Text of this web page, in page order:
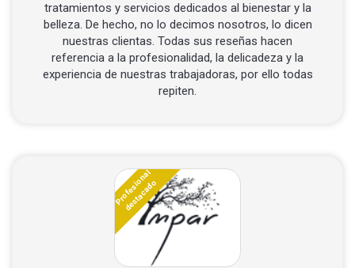
tratamientos y servicios dedicados al bienestar y la
belleza. De hecho, no lo decimos nosotros, lo dicen
nuestras clientas. Todas sus reseñas hacen
referencia a la profesionalidad, la delicadeza y la
experiencia de nuestras trabajadoras, por ello todas
repiten.
Profesional
destacado